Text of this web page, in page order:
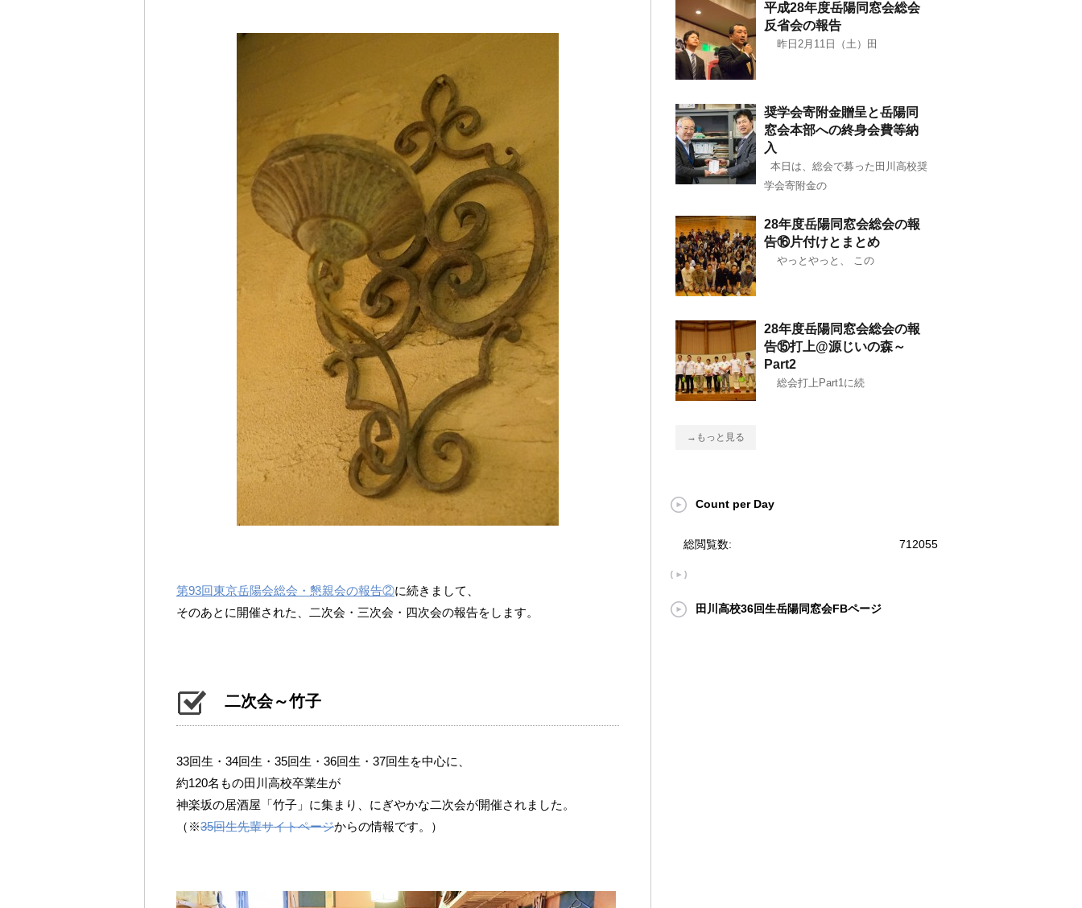
第93回東京岳陽会総会・懇親会の報告②に続きまして、
そのあとに開催された、二次会・三次会・四次会の報告をします。
二次会～竹子
33回生・34回生・35回生・36回生・37回生を中心に、
約120名もの田川高校卒業生が
神楽坂の居酒屋「竹子」に集まり、にぎやかな二次会が開催されました。
（※35回生先輩サイトページからの情報です。）
平成28年度岳陽同窓会総会
反省会の報告
昨日2月11日（土）田
奨学会寄附金贈呈と岳陽同
窓会本部への終身会費等納
入
本日は、総会で募った田川高校奨
学会寄附金の
28年度岳陽同窓会総会の報
告⑯片付けとまとめ
やっとやっと、 この
28年度岳陽同窓会総会の報
告⑮打上@源じいの森～
Part2
総会打上Part1に続
→もっと見る
Count per Day
712055
総閲覧数:
田川高校36回生岳陽同窓会FBページ